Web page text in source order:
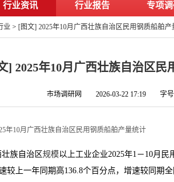
行业资讯 行业报告 专项
业 > [图文] 2025年10月广西壮族自治区民用钢质船舶产
] 2025年10月广西壮族自治区民
市场调研网 2026-03-22 17:19 字
10月广西壮族自治区民用钢质船舶产量统计
族自治区规模以上工业企业2025年1－10月民
较上一年同期高136.8个百分点，增速较同期